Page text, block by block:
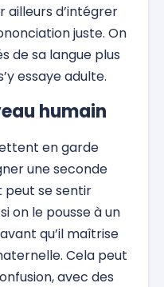
ailleurs d’intégrer
juste. On
de sa langue plus
essaye adulte.
humain
en garde
une seconde
peut se sentir
on le pousse à un
qu’il maîtrise
Cela peut
avec des